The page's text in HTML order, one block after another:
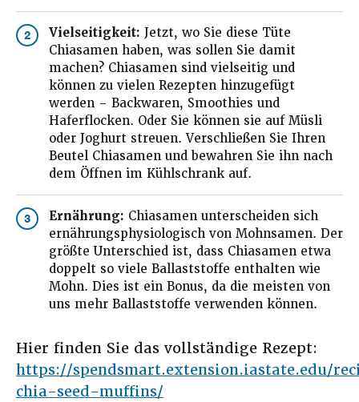
2 Vielseitigkeit: Jetzt, wo Sie diese Tüte
Chiasamen haben, was sollen Sie damit
machen? Chiasamen sind vielseitig und
können zu vielen Rezepten hinzugefügt
werden – Backwaren, Smoothies und
Haferflocken. Oder Sie können sie auf Müsli
oder Joghurt streuen. Verschließen Sie Ihren
Beutel Chiasamen und bewahren Sie ihn nach
dem Öffnen im Kühlschrank auf.
3 Ernährung: Chiasamen unterscheiden sich
ernährungsphysiologisch von Mohnsamen. Der
größte Unterschied ist, dass Chiasamen etwa
doppelt so viele Ballaststoffe enthalten wie
Mohn. Dies ist ein Bonus, da die meisten von
uns mehr Ballaststoffe verwenden können.
Hier finden Sie das vollständige Rezept:
https://spendsmart.extension.iastate.edu/
chia-seed-muffins/